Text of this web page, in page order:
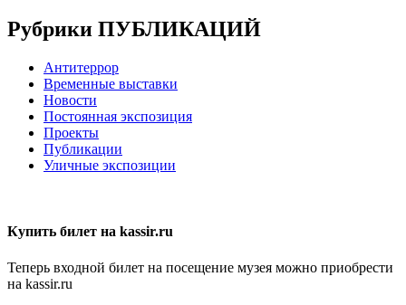
Рубрики ПУБЛИКАЦИЙ
Антитеррор
Временные выставки
Новости
Постоянная экспозиция
Проекты
Публикации
Уличные экспозиции
Купить билет на kassir.ru
Теперь входной билет на посещение музея можно приобрести
на kassir.ru